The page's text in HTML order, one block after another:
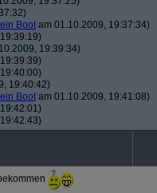
Boot am 01.10.2009, 19:37:34)
19:39:34)
19:40:42)
Boot am 01.10.2009, 19:41:08)